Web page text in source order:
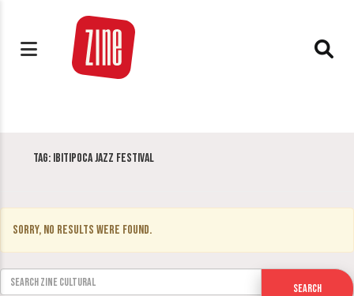
Tag: Ibitipoca Jazz Festival
Sorry, no results were found.
Search for:
Search